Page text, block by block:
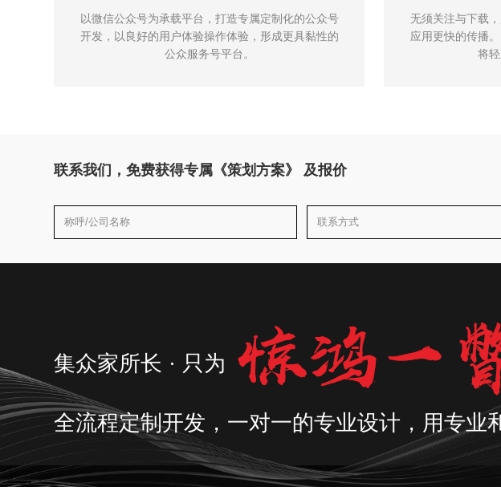
以微信公众号为承载平台，打造专属定制化的公众号
开发，以良好的用户体验操作体验，形成更具黏性的
公众服务号平台。
无须关注与下载
应用更快的传播
将
联系我们，免费获得专属《策划方案》 及报价
集众家所长 · 只为
全流程定制开发，一对一的专业设计，用专业